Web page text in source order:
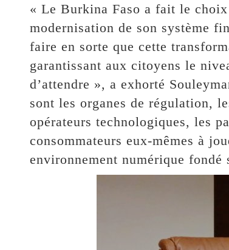
« Le Burkina Faso a fait le
modernisation de son système
faire en sorte que cette
garantissant aux citoyens le
d’attendre », a exhorté
sont les organes de régulation,
opérateurs technologiques, les
consommateurs eux-mêmes à
environnement numérique